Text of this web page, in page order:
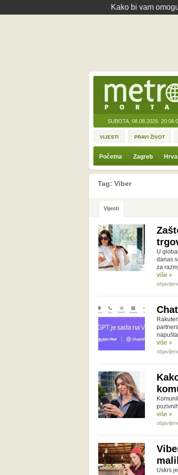
Kako bi vam
SUBOTA, 08.08.2026.
VIJESTI PRAVI ŽIVOT
Početna Zagreb
Tag: Viber
Vijesti
U
danas
za
više »
više »
više »
Uskrs